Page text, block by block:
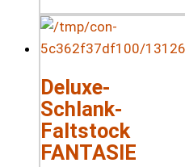
Deluxe-
Schlank-
Faltstock
FANTASIE